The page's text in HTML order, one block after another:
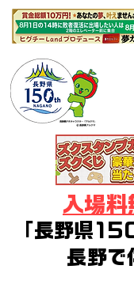
「長野県
長野で
入場